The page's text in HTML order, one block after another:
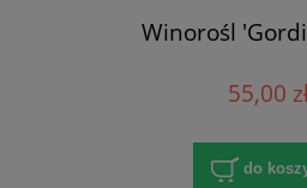
Winorośl
55,00
do